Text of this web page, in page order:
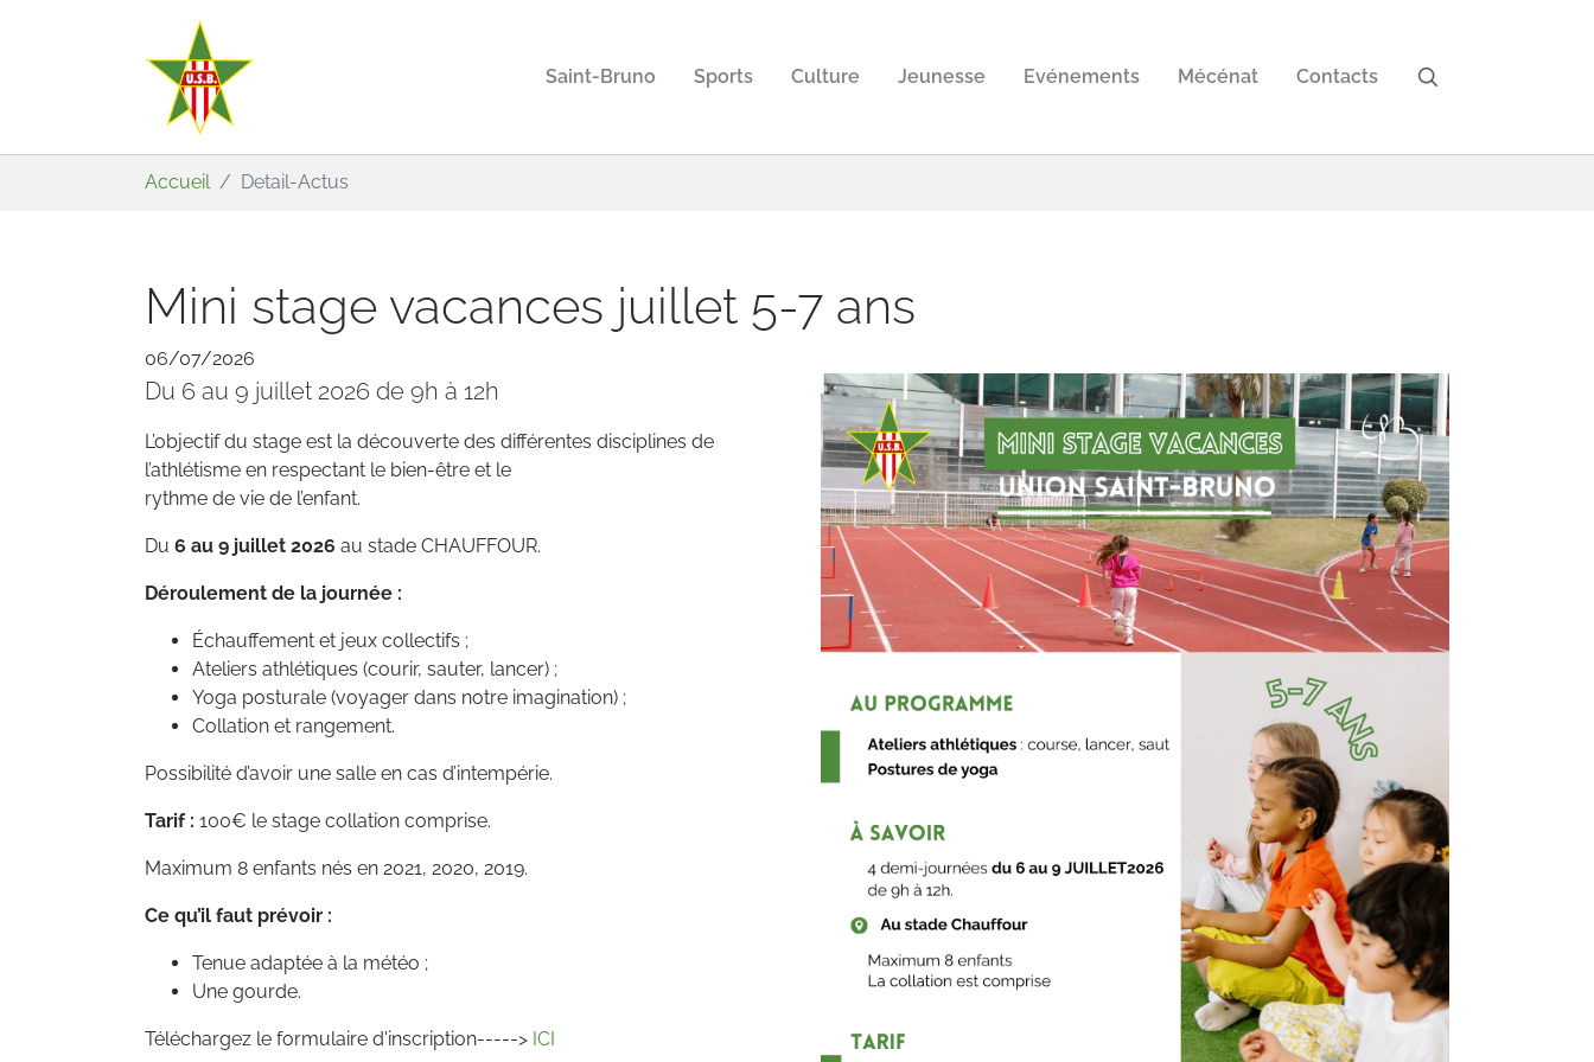
Saint-Bruno Sports Culture Jeunesse Evénements Mécénat Contacts
Accueil Detail-Actus
Mini stage vacances juillet 5-7 ans
06/07/2026
Du 6 au 9 juillet 2026 de 9h à 12h
L’objectif du stage est la découverte des différentes disciplines de
l’athlétisme en respectant le bien-être et le
rythme de vie de l’enfant.
Du 6 au 9 juillet 2026 au stade CHAUFFOUR.
Déroulement de la journée :
Échauffement et jeux collectifs ;
Ateliers athlétiques (courir, sauter, lancer) ;
Yoga posturale (voyager dans notre imagination) ;
Collation et rangement.
Possibilité d’avoir une salle en cas d’intempérie.
Tarif : 100€ le stage collation comprise.
Maximum 8 enfants nés en 2021, 2020, 2019.
Ce qu’il faut prévoir :
Tenue adaptée à la météo ;
Une gourde.
Téléchargez le formulaire d'inscription-----> ICI